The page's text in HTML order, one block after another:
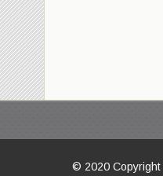
© 2020 Copyright